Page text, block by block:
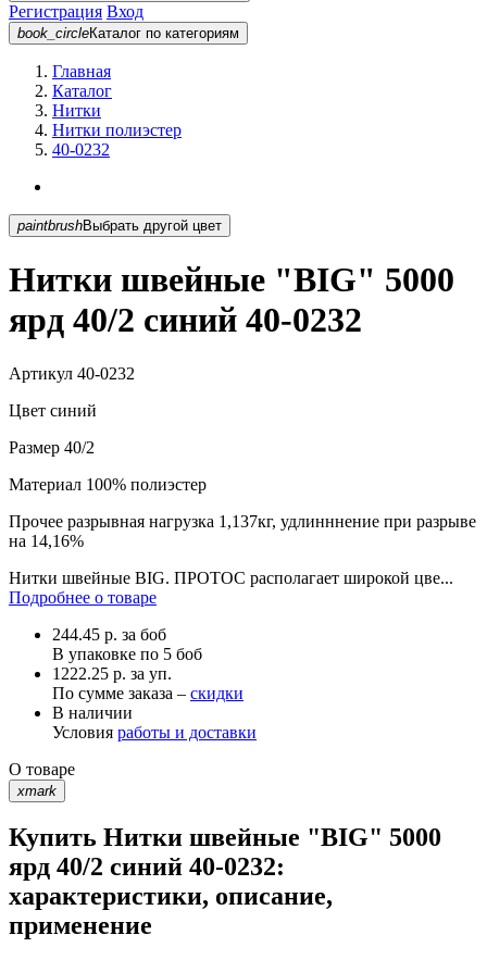
Регистрация Вход
book_circleКаталог по категориям
Главная
Каталог
Нитки
Нитки полиэстер
40-0232
paintbrush Выбрать другой цвет
Нитки швейные "BIG" 5000
ярд 40/2 синий 40-0232
Артикул 40-0232
Цвет синий
Размер 40/2
Материал 100% полиэстер
Прочее разрывная нагрузка 1,137кг, удлинннение при разрыве
на 14,16%
Нитки швейные BIG. ПРОТОС располагает широкой цве...
Подробнее о товаре
244.45 р. за боб
В упаковке по 5 боб
1222.25 р. за уп.
По сумме заказа – скидки
В наличии
Условия работы и доставки
О товаре
xmark
Купить Нитки швейные "BIG" 5000
ярд 40/2 синий 40-0232:
характеристики, описание,
применение